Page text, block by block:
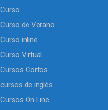
Curso
Curso de Verano
Curso inline
Curso Virtual
Cursos Cortos
cursos de inglés
Cursos On Line